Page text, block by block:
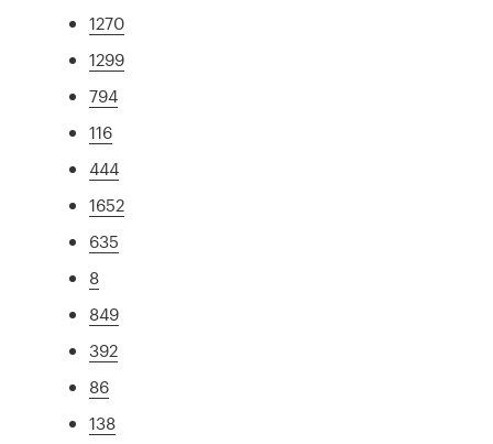
1270
1299
794
116
444
1652
635
8
849
392
86
138